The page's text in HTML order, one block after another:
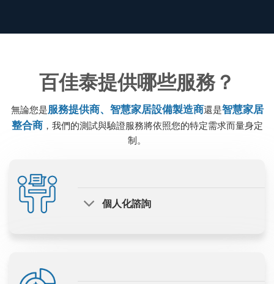
百佳泰提供哪些服務？
無論您是服務提供商、智慧家居設備製造商還是智慧家居
整合商，我們的測試與驗證服務將依照您的特定需求而量身定
制。
個人化諮詢